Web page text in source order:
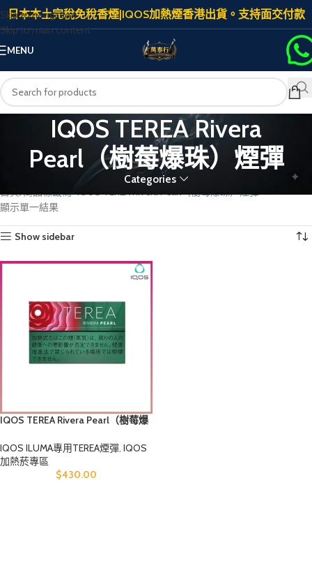
Skip to navigation
Skip to main content
日本本土完稅免稅香煙|IQOS加熱煙香港出貨。支持面交付款
MENU
IQOS TEREA Rivera
Pearl（樹莓爆珠）煙彈
Categories
首頁 商品標籤為 “IQOS TEREA Rivera Pearl（樹莓爆珠）煙彈”
顯示單一結果
Show sidebar
IQOS TEREA Rivera Pearl（樹莓爆
IQOS ILUMA專用TEREA煙彈 IQOS
加熱菸專區
$430.00